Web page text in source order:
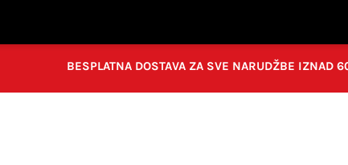
BESPLATNA DOSTAVA ZA SVE NARUDŽBE IZNAD